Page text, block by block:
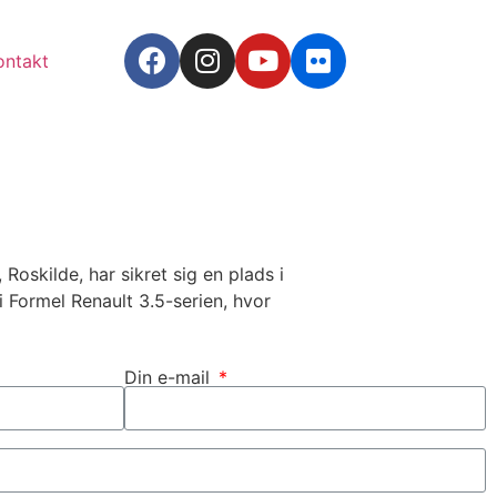
har sikret sig en plads i
Renault 3.5-serien, hvor
Din e-mail